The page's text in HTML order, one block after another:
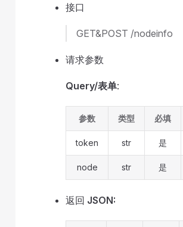
接口
GET&POST /nodeinfo
请求参数
Query/表单:
参数 类型 必填
token str 是
node str 是
返回 JSON: